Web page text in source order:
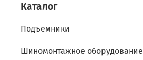
Каталог
Подъемники
Шиномонтажное оборудование